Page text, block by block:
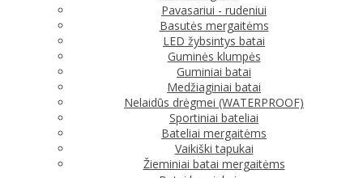
Pavasariui - rudeniui
Basutės mergaitėms
LED žybsintys batai
Guminės klumpės
Guminiai batai
Medžiaginiai batai
Nelaidūs drėgmei (WATERPROOF)
Sportiniai bateliai
Bateliai mergaitėms
Vaikiški tapukai
Žieminiai batai mergaitėms